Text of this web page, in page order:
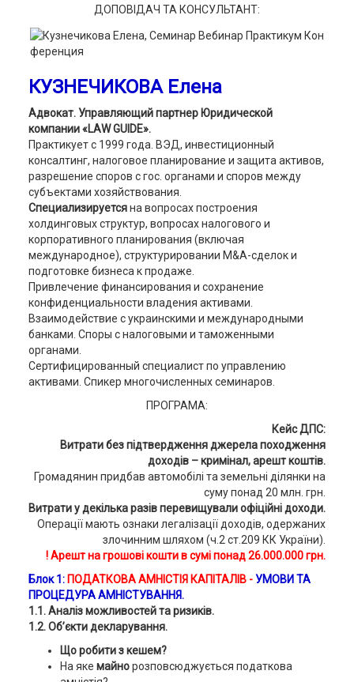
ДОПОВІДАЧ ТА КОНСУЛЬТАНТ:
КУЗНЕЧИКОВА Елена
Адвокат. Управляющий партнер Юридической
компании «LAW GUIDE».
Практикует с 1999 года. ВЭД, инвестиционный
консалтинг, налоговое планирование и защита активов,
разрешение споров с гос. органами и споров между
субъектами хозяйствования.
Специализируетсяна вопросах построения
холдинговых структур, вопросах налогового и
корпоративного планирования (включая
международное), структурировании M&A-сделок и
подготовке бизнеса к продаже.
Привлечение финансирования и сохранение
конфиденциальности владения активами.
Взаимодействие с украинскими и международными
банками. Споры с налоговыми и таможенными
органами.
Сертифицированный специалист по управлению
активами. Спикер многочисленных семинаров.
ПРОГРАМА:
Кейс ДПС:
Витрати без підтвердження джерела походження
доходів – кримінал, арешт коштів.
Громадянин придбав автомобілі та земельні ділянки на
суму понад 20 млн. грн.
Витрати у декілька разів перевищували офіційні доходи.
Операції мають ознаки легалізації доходів, одержаних
злочинним шляхом (ч.2 ст.209 КК України).
! Арешт на грошові кошти в сумі понад 26.000.000 грн.
Блок 1: ПОДАТКОВА АМНІСТІЯ КАПІТАЛІВ - УМОВИ ТА
ПРОЦЕДУРА АМНІСТУВАННЯ.
1.1. Аналіз можливостей та ризиків.
1.2. Об’єкти декларування.
Що робити з кешем?
На яке майнорозповсюджується податкова